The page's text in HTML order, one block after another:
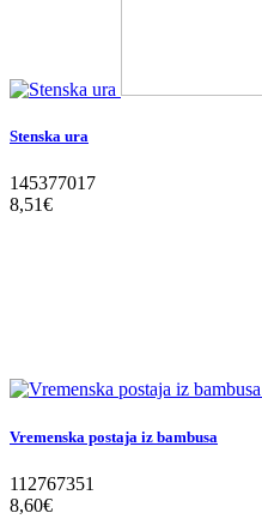
Stenska ura
145377017
8,51‎€
Vremenska postaja iz bambusa
112767351
8,60‎€